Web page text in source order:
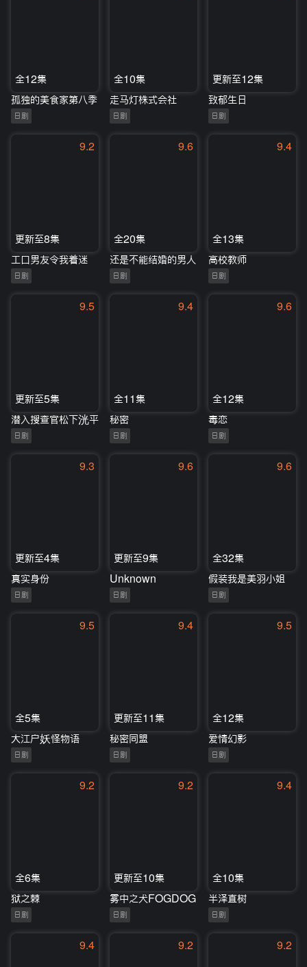
全12集
孤独的美食家第八季
日剧
全10集
走马灯株式会社
日剧
更新至12集
致郁生日
日剧
9.2
更新至8集
工口男友令我着迷
日剧
9.6
全20集
还是不能结婚的男人
日剧
9.4
全13集
高校教师
日剧
9.5
更新至5集
潜入搜查官松下洸平
日剧
9.4
全11集
秘密
日剧
9.6
全12集
毒恋
日剧
9.3
更新至4集
真实身份
日剧
9.6
更新至9集
Unknown
日剧
9.6
全32集
假装我是美羽小姐
日剧
9.5
全5集
大江户妖怪物语
日剧
9.4
更新至11集
秘密同盟
日剧
9.5
全12集
爱情幻影
日剧
9.2
全6集
狱之棘
日剧
9.2
更新至10集
雾中之犬FOGDOG
日剧
9.4
全10集
半泽直树
日剧
9.4 9.2 9.2